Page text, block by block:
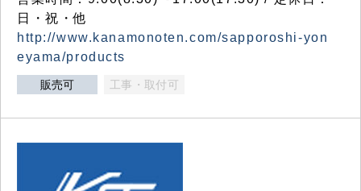
日・祝・他
http://www.kanamonoten.com/sapporoshi-yon
eyama/products
販売可 工事・取付可